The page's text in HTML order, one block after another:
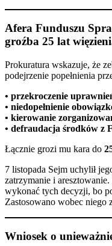
Afera Funduszu
groźba 25 lat
Prokuratura wskazuje, że
podejrzenie popełnienia
• przekroczenie
• niedopełnienie
• kierowanie
• defraudacja środków z
Łącznie grozi mu kara do
7 listopada Sejm uchylił
zatrzymanie i
wykonać tych decyzji, bo
Zastosowano wobec niego
Wniosek o